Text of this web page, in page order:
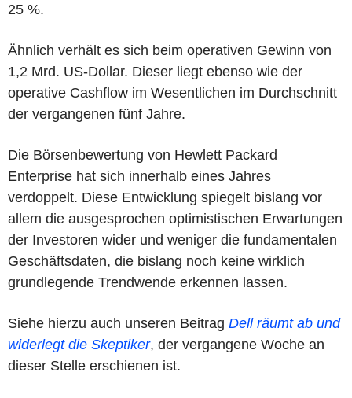
25 %.
Ähnlich verhält es sich beim operativen Gewinn von
1,2 Mrd. US-Dollar. Dieser liegt ebenso wie der
operative Cashflow im Wesentlichen im Durchschnitt
der vergangenen fünf Jahre.
Die Börsenbewertung von Hewlett Packard
Enterprise hat sich innerhalb eines Jahres
verdoppelt. Diese Entwicklung spiegelt bislang vor
allem die ausgesprochen optimistischen Erwartungen
der Investoren wider und weniger die fundamentalen
Geschäftsdaten, die bislang noch keine wirklich
grundlegende Trendwende erkennen lassen.
Siehe hierzu auch unseren Beitrag Dell räumt ab und
widerlegt die Skeptiker, der vergangene Woche an
dieser Stelle erschienen ist.